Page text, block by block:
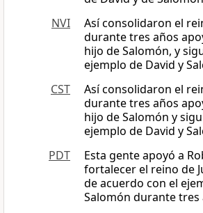
NVI
Así consolidaron el
durante tres años
hijo de Salomón, y
ejemplo de David y
CST
Así consolidaron el
durante tres años
hijo de Salomón y
ejemplo de David y
PDT
Esta gente apoyó a
fortalecer el reino de
de acuerdo con el
Salomón durante tres